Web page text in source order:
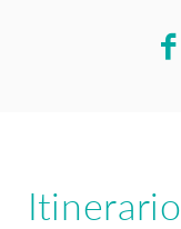
Itinerario